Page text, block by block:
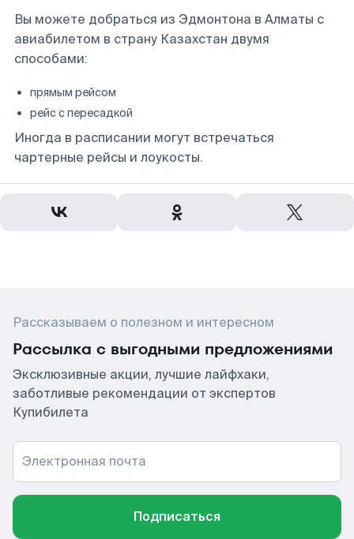
Вы можете добраться из Эдмонтона в Алматы с
авиабилетом в страну Казахстан двумя
способами:
прямым рейсом
рейс с пересадкой
Иногда в расписании могут встречаться
чартерные рейсы и лоукосты.
Рассказываем о полезном и интересном
Рассылка с выгодными предложениями
Эксклюзивные акции, лучшие лайфхаки,
заботливые рекомендации от экспертов
Купибилета
Электронная почта
Подписаться